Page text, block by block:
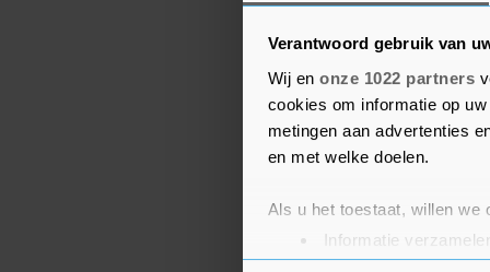
Verantwoord gebruik van
Wij en onze 1022 partners
cookies om informatie op
metingen aan advertenties
en met welke doelen.
Als u het toestaat, willen we
Informatie
Uw apparaat